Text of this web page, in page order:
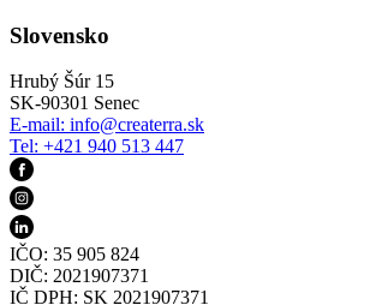
Slovensko
Hrubý Šúr 15
SK-90301 Senec
E-mail: info@createrra.sk
Tel: +421 940 513 447
IČO: 35 905 824
DIČ: 2021907371
IČ DPH: SK 2021907371